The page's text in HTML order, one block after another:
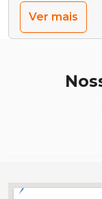
Ver mais